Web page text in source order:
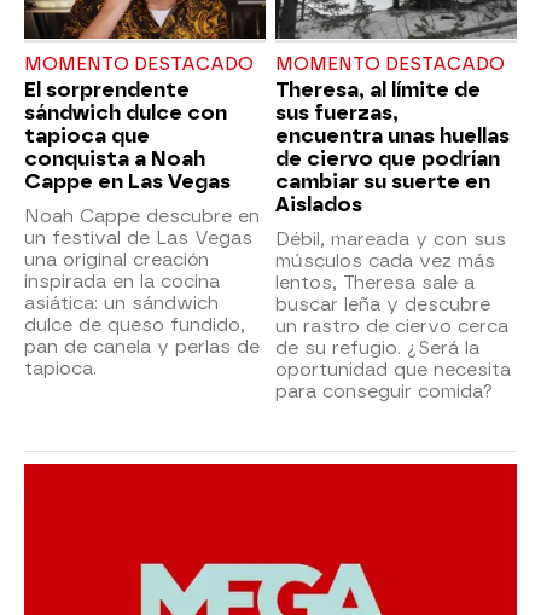
MOMENTO DESTACADO
El sorprendente
sándwich dulce con
tapioca que
conquista a Noah
Cappe en Las Vegas
Noah Cappe descubre en
un festival de Las Vegas
una original creación
inspirada en la cocina
asiática: un sándwich
dulce de queso fundido,
pan de canela y perlas de
tapioca.
MOMENTO DESTACADO
Theresa, al límite de
sus fuerzas,
encuentra unas huellas
de ciervo que podrían
cambiar su suerte en
Aislados
Débil, mareada y con sus
músculos cada vez más
lentos, Theresa sale a
buscar leña y descubre
un rastro de ciervo cerca
de su refugio. ¿Será la
oportunidad que necesita
para conseguir comida?